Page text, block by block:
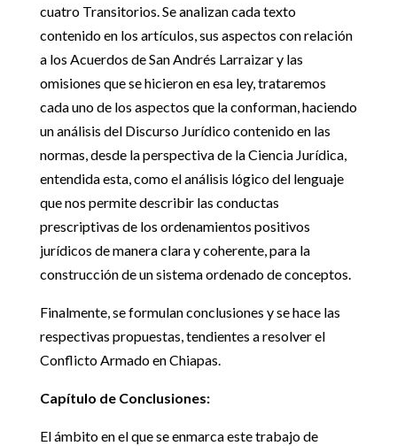
cuatro Transitorios. Se analizan cada texto
contenido en los artículos, sus aspectos con relación
a los Acuerdos de San Andrés Larraizar y las
omisiones que se hicieron en esa ley, trataremos
cada uno de los aspectos que la conforman, haciendo
un análisis del Discurso Jurídico contenido en las
normas, desde la perspectiva de la Ciencia Jurídica,
entendida esta, como el análisis lógico del lenguaje
que nos permite describir las conductas
prescriptivas de los ordenamientos positivos
jurídicos de manera clara y coherente, para la
construcción de un sistema ordenado de conceptos.
Finalmente, se formulan conclusiones y se hace las
respectivas propuestas, tendientes a resolver el
Conflicto Armado en Chiapas.
Capítulo de Conclusiones:
El ámbito en el que se enmarca este trabajo de